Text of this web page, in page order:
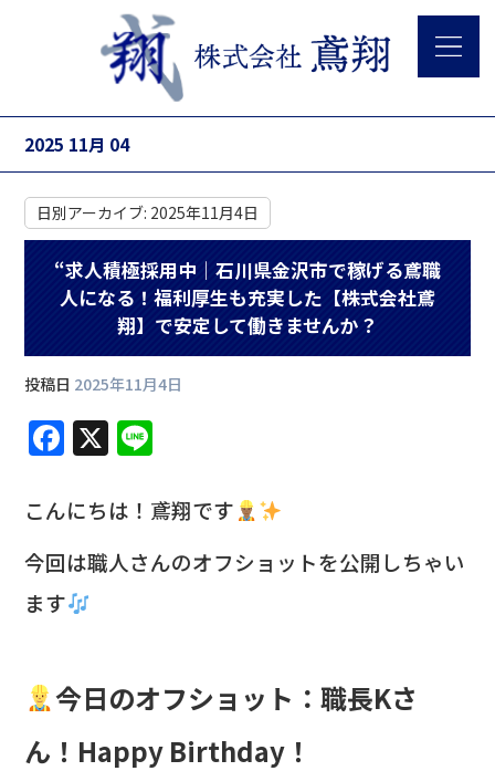
2025 11月 04
日別アーカイブ: 2025年11月4日
“求人積極採用中｜石川県金沢市で稼げる鳶職
人になる！福利厚生も充実した【株式会社鳶
翔】で安定して働きませんか？
投稿日 2025年11月4日
F
a
c
e
b
o
k
X
e
こんにちは！鳶翔です
今回は職人さんのオフショットを公開しちゃい
ます
今日のオフショット：職長Kさ
ん！Happy Birthday！